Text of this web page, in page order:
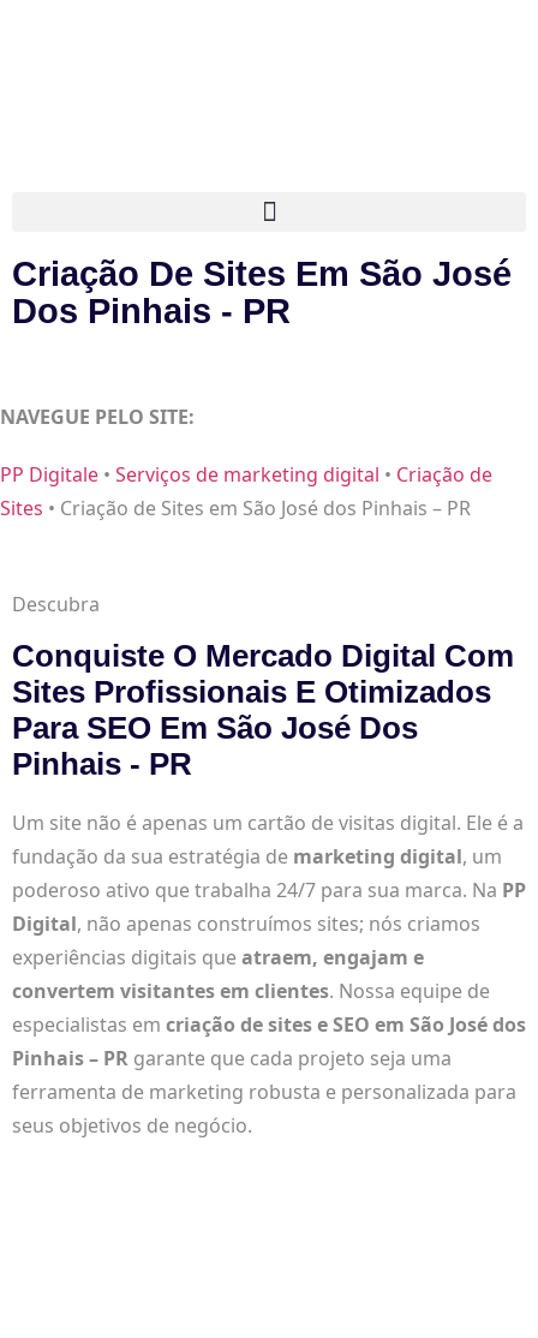
Criação De Sites Em São José
Dos Pinhais - PR
NAVEGUE PELO SITE:
PP Digitale • Serviços de marketing digital • Criação de
Sites • Criação de Sites em São José dos Pinhais – PR
Descubra
Conquiste O Mercado Digital Com
Sites Profissionais E Otimizados
Para SEO Em São José Dos
Pinhais - PR
Um site não é apenas um cartão de visitas digital. Ele é a
fundação da sua estratégia de marketing digital, um
poderoso ativo que trabalha 24/7 para sua marca. Na PP
Digital, não apenas construímos sites; nós criamos
experiências digitais queatraem, engajam e
convertem visitantes em clientes. Nossa equipe de
especialistas em criação de sites e SEO em São José dos
Pinhais – PR garante que cada projeto seja uma
ferramenta de marketing robusta e personalizada para
seus objetivos de negócio.